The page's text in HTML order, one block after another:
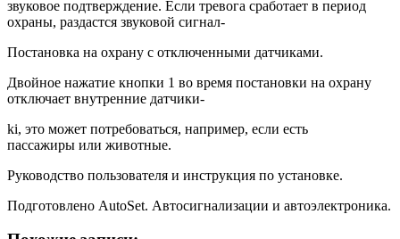
звуковое подтверждение. Если тревога сработает в период
охраны, раздастся звуковой сигнал-
Постановка на охрану с отключенными датчиками.
Двойное нажатие кнопки 1 во время постановки на охрану
отключает внутренние датчики-
ki, это может потребоваться, например, если есть
пассажиры или животные.
Руководство пользователя и инструкция по установке.
Подготовлено AutoSet. Автосигнализации и автоэлектроника.